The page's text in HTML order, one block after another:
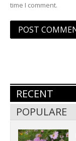
time I comment.
RECENT
POPULARE